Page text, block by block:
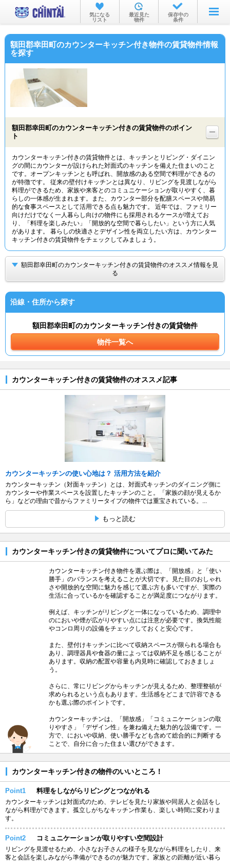
お部屋を探す
沿線・駅から
不動産会社から
気になる
リスト
最近見た
物件
保存中の
条件
額田郡幸田町のカウンターキッチン付き物件の賃貸物件情報
を探す
額田郡幸田町のカウンターキッチン付きの賃貸物件のポイン
ト
カウンターキッチン付きの賃貸物件とは、キッチンとリビング・ダイニン
グの間にカウンターが設けられた対面式のキッチンを備えた住まいのこと
です。オープンキッチンとも呼ばれ、開放感のある空間で料理ができるの
が特徴です。 従来の壁付けキッチンとは異なり、リビングを見渡しながら
料理ができるため、家族や来客とのコミュニケーションが取りやすく、暮
らしの一体感が生まれます。また、カウンター部分を配膳スペースや簡易
的な食事スペースとして活用できる点も魅力です。 近年では、ファミリー
向けだけでなく一人暮らし向けの物件にも採用されるケースが増えてお
り、「料理を楽しみたい」「開放的な空間で暮らしたい」という方に人気
があります。 暮らしの快適さとデザイン性を両立したい方は、カウンター
キッチン付きの賃貸物件をチェックしてみましょう。
額田郡幸田町のカウンターキッチン付きの賃貸物件のオススメ情報を見
る
沿線・住所から探す
額田郡幸田町のカウンターキッチン付きの賃貸物件
物件一覧へ
カウンターキッチン付きの賃貸物件のオススメ記事
カウンターキッチンの使い心地は？ 活用方法を紹介
カウンターキッチン（対面キッチン）とは、対面式キッチンのダイニング側に
カウンターや作業スペースを設置したキッチンのこと。「家族の顔が見えるか
ら」などの理由で昔からファミリータイプの物件では重宝されている。...
もっと読む
カウンターキッチン付きの賃貸物件についてプロに聞いてみた
カウンターキッチン付き物件を選ぶ際は、「開放感」と「使い
勝手」のバランスを考えることが大切です。見た目のおしゃれ
さや開放的な空間に魅力を感じて選ぶ方も多いですが、実際の
生活に合っているかを確認することが満足度につながります。
例えば、キッチンがリビングと一体になっているため、調理中
のにおいや煙が広がりやすい点には注意が必要です。換気性能
やコンロ周りの設備をチェックしておくと安心です。
また、壁付けキッチンに比べて収納スペースが限られる場合も
あり、調理器具や食器の量によっては収納不足を感じることが
あります。収納の配置や容量も内見時に確認しておきましょ
う。
さらに、常にリビングからキッチンが見えるため、整理整頓が
求められるという点もあります。生活感をどこまで許容できる
かも選ぶ際のポイントです。
カウンターキッチンは、「開放感」「コミュニケーションの取
りやすさ」「デザイン性」を兼ね備えた魅力的な設備です。一
方で、においや収納、使い勝手なども含めて総合的に判断する
ことで、自分に合った住まい選びができます。
カウンターキッチン付きの物件のいいところ！
Point1 料理をしながらリビングとつながれる
カウンターキッチンは対面式のため、テレビを見たり家族や同居人と会話をし
ながら料理ができます。孤立しがちなキッチン作業も、楽しい時間に変わりま
す。
Point2 コミュニケーションが取りやすい空間設計
リビングを見渡せるため、小さなお子さんの様子を見ながら料理をしたり、来
客と会話を楽しみながら準備ができるのが魅力です。家族との距離が近い暮ら